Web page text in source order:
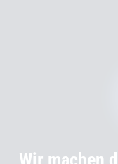
Wir machen